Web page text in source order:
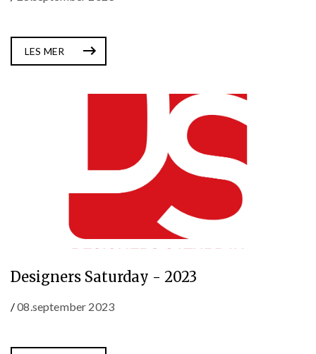
LES MER
Designers Saturday - 2023
/08.september 2023